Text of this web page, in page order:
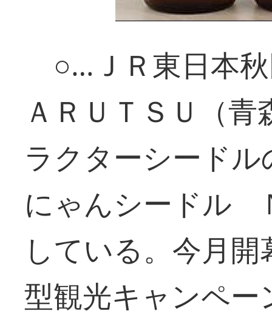
○…ＪＲ東日本秋
ＡＲＵＴＳＵ（
ラクターシード
にゃんシードル
している。今月
型観光キャンペ